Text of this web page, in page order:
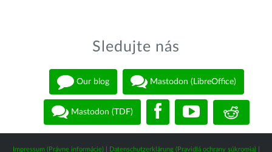
Sledujte nás
Our blog Mastodon (LibreOffice)
Mastodon (TDF)
Impressum (Právne informácie)| Datenschutzerklärung (Pravidlá ochrany súkromia)|